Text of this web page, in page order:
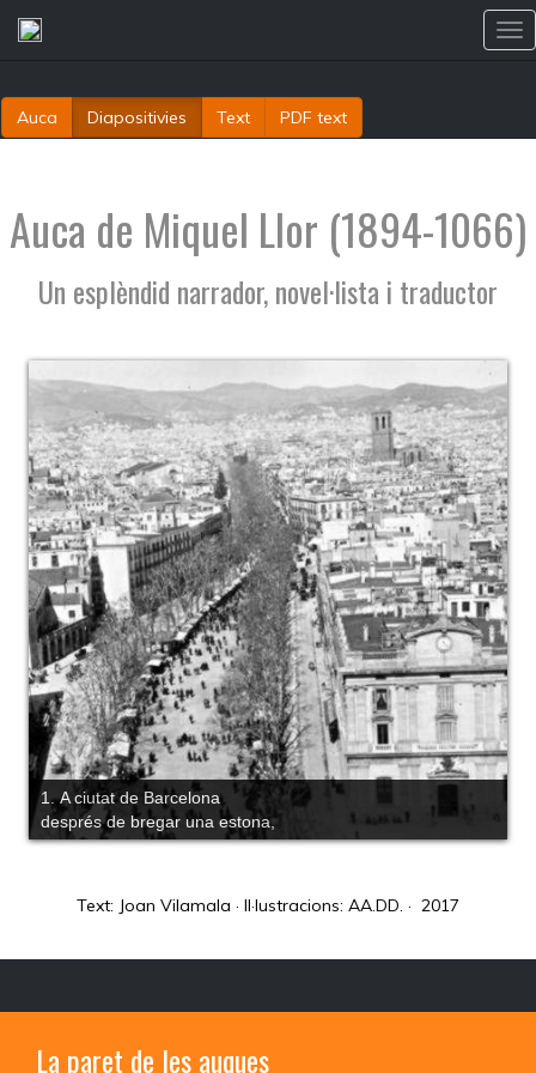
Auca Diapositivies Text PDF text
Auca de Miquel Llor (1894-1066)
Un esplèndid narrador, novel·lista i traductor
1. A ciutat de Barcelona
després de bregar una estona,
Text: Joan Vilamala · Il·lustracions: AA.DD. · 2017
La paret de les auques